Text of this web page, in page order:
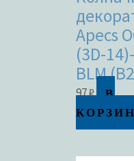
Apecs
(3D-14)-
BLM
97₽
В